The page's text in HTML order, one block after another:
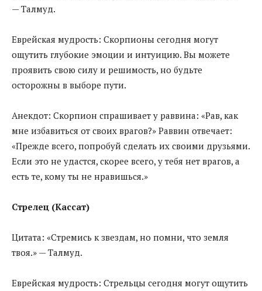
— Талмуд.
Еврейская мудрость: Скорпионы сегодня могут
ощутить глубокие эмоции и интуицию. Вы можете
проявить свою силу и решимость, но будьте
осторожны в выборе пути.
Анекдот: Скорпион спрашивает у раввина: «Рав, как
мне избавиться от своих врагов?» Раввин отвечает:
«Прежде всего, попробуй сделать их своими друзьями.
Если это не удастся, скорее всего, у тебя нет врагов, а
есть те, кому ты не нравишься.»
Стрелец (Кассат)
Цитата: «Стремись к звездам, но помни, что земля
твоя.» — Талмуд.
Еврейская мудрость: Стрельцы сегодня могут ощутить